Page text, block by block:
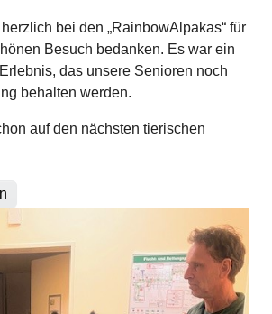
bei den „RainbowAlpakas“ für
Besuch bedanken. Es war ein
das unsere Senioren noch
behalten werden.
auf den nächsten tierischen